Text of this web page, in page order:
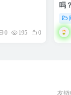
0 195 0
吗？
友